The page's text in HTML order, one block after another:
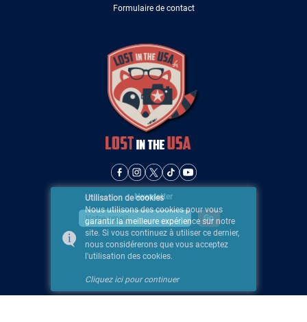
Formulaire de contact
Newsletter
Utilisation de cookies
Nous utilisons des cookies pour vous
garantir la meilleure expérience sur notre
site. Si vous continuez à utiliser ce dernier,
nous considérerons que vous acceptez
l'utilisation des cookies.
Cliquez ici pour continuer